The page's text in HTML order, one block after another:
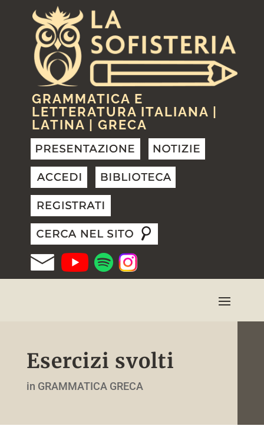
GRAMMATICA E
LETTERATURA ITALIANA |
LATINA | GRECA
Esercizi svolti
in GRAMMATICA GRECA